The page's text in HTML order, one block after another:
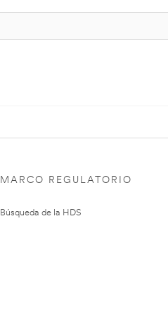
MARCO REGULATORIO
Búsqueda de la HDS